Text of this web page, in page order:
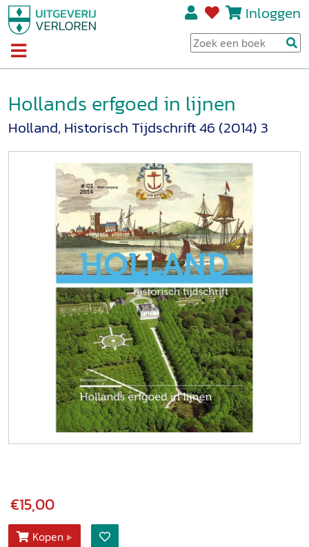
Inloggen
Hollands erfgoed in lijnen
Holland, Historisch Tijdschrift 46 (2014) 3
€15,00
Kopen